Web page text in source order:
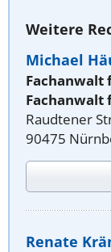
Weitere
Michael
Fachanwalt
Fachanwalt
Raudtener
90475
Renate